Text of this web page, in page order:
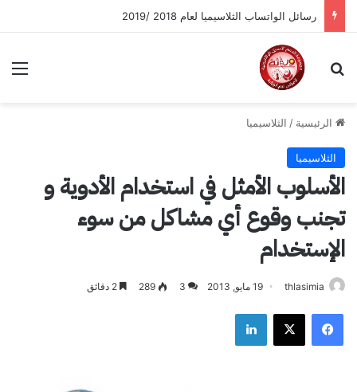
رسائل الواتساب الثلاسيميا لعام 2018 /2019
بحث عن
الرئيسية / الثلاسيميا
الثلاسيميا
الأسلوب الأمثل في استخدام الأدوية و
تجنب وقوع أي مشاكل من سوء
الإستخدام
thlasimia 19 مايو, 2013 3
289
فيسبوك